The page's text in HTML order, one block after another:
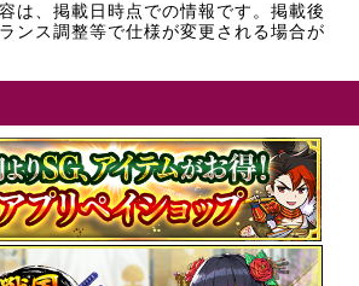
は、掲載日時点での情報です。掲載後
ンス調整等で仕様が変更される場合が